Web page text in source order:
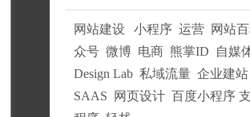
网站建设 小程序 运营 网站
众号 微博 电商 熊掌ID
自媒
Design Lab 私域流量 企业建站
SAAS
网页设计 百度小程序